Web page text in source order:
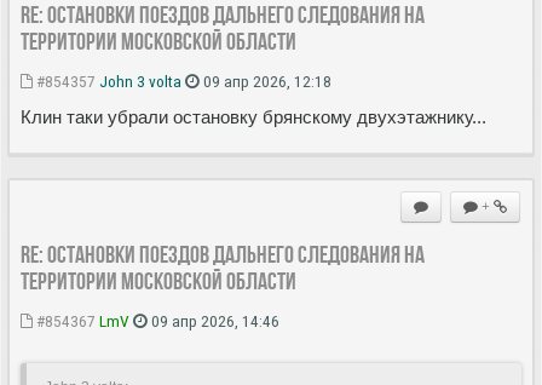
Re: Остановки поездов дальнего следования на
территории Московской области
#854357 John 3 volta 09 апр 2026, 12:18
Клин таки убрали остановку брянскому двухэтажнику...
+
Re: Остановки поездов дальнего следования на
территории Московской области
#854367 LmV 09 апр 2026, 14:46